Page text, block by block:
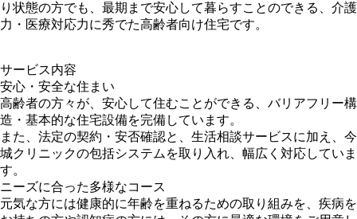
り状態の方でも、最期まで安心して暮らすことのできる、介護
力・医療対応力に秀でた高齢者向け住宅です。
サービス内容
安心・安全な住まい
高齢者の方々が、安心して住むことができる、バリアフリー構
造・基本的な住宅設備を完備しています。
また、法定の契約・安否確認と、生活相談サービスに加え、今
城クリニックの包括システムを取り入れ、幅広く対応していま
す。
ニーズに合った多様なコース
元気な方には健康的に年齢を重ねるための取り組みを、疾病を